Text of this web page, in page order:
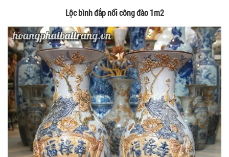
Lộc bình đắp nổi công đào 1m2